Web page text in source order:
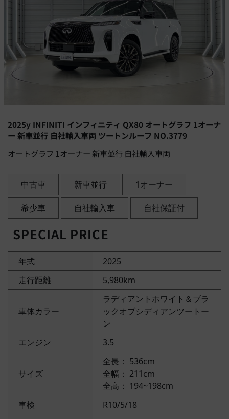
2025y INFINITI インフィニティ QX80 オートグラフ 1オーナ
ー 新車並行 自社輸入車両 ツートンルーフ NO.3779
オートグラフ 1オーナー 新車並行 自社輸入車両
中古車 新車並行 1オーナー
希少車 自社輸入車 自社保証付
SPECIAL PRICE
年式
2025
走行距離
5,980km
車体カラー
ラディアントホワイト＆ブラ
ックオブシディアンツートー
ン
エンジン
3.5
サイズ
全長： 536cm
全幅： 211cm
全高： 194~198cm
車検
R10/5/18